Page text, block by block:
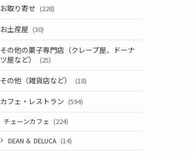
お取り寄せ (228)
お土産屋 (30)
その他の菓子専門店（クレープ屋、ドーナ
ツ屋など）
(25)
その他（雑貨店など） (18)
カフェ・レストラン (594)
チェーンカフェ (224)
DEAN ＆ DELUCA (14)